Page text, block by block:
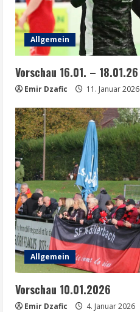
Allgemein
Vorschau 16.01. – 18.01.26
Emir Dzafic 11. Januar 2026
Allgemein
Vorschau 10.01.2026
Emir Dzafic 4. Januar 2026